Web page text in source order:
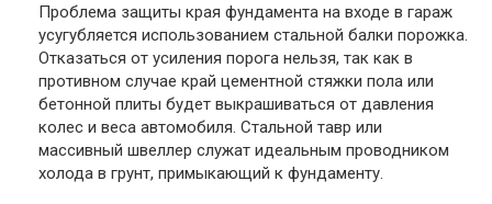
Проблема защиты края фундамента на входе в гараж
усугубляется использованием стальной балки порожка.
Отказаться от усиления порога нельзя, так как в
противном случае край цементной стяжки пола или
бетонной плиты будет выкрашиваться от давления
колес и веса автомобиля. Стальной тавр или
массивный швеллер служат идеальным проводником
холода в грунт, примыкающий к фундаменту.